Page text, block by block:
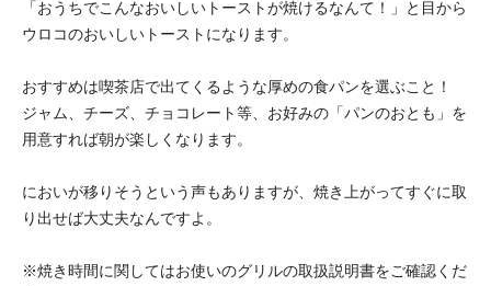
「おうちでこんなおいしいトーストが焼けるなんて！」と目から
ウロコのおいしいトーストになります。
おすすめは喫茶店で出てくるような厚めの食パンを選ぶこと！
ジャム、チーズ、チョコレート等、お好みの「パンのおとも」を
用意すれば朝が楽しくなります。
においが移りそうという声もありますが、焼き上がってすぐに取
り出せば大丈夫なんですよ。
※焼き時間に関してはお使いのグリルの取扱説明書をご確認くだ